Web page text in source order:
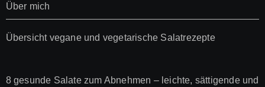
Über mich
Übersicht vegane und vegetarische Salatrezepte
8 gesunde Salate zum Abnehmen – leichte, sättigende und